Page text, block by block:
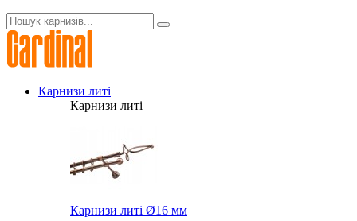
Карнизи литі
Карнизи литі
Карнизи литі Ø16 мм